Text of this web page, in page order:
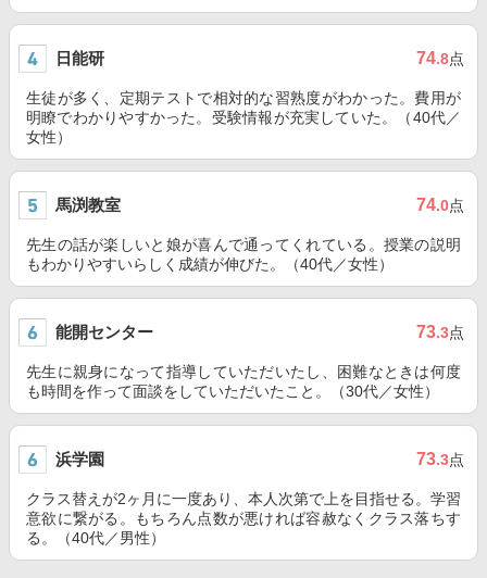
日能研 74.8点
生徒が多く、定期テストで相対的な習熟度がわかった。費用が
明瞭でわかりやすかった。受験情報が充実していた。（40代／
女性）
馬渕教室 74.0点
先生の話が楽しいと娘が喜んで通ってくれている。授業の説明
もわかりやすいらしく成績が伸びた。（40代／女性）
能開センター 73.3点
先生に親身になって指導していただいたし、困難なときは何度
も時間を作って面談をしていただいたこと。（30代／女性）
浜学園 73.3点
クラス替えが2ヶ月に一度あり、本人次第で上を目指せる。学習
意欲に繋がる。もちろん点数が悪ければ容赦なくクラス落ちす
る。（40代／男性）